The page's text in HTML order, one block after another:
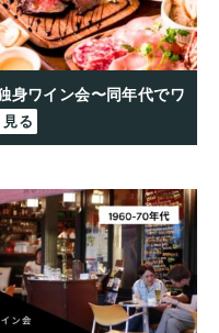
身ワイン会〜同年代でワ
見る